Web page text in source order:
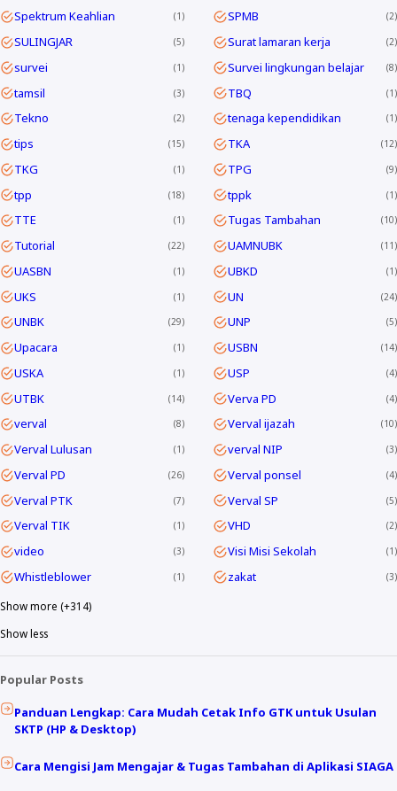
Spektrum Keahlian 1 SPMB 2
SULINGJAR 5 Surat lamaran kerja 2
survei 1 Survei lingkungan belajar 8
tamsil 3 TBQ 1
Tekno 2 tenaga kependidikan 1
tips 15 TKA 12
TKG 1 TPG 9
tpp 18 tppk 1
TTE 1 Tugas Tambahan 10
Tutorial 22 UAMNUBK 11
UASBN 1 UBKD 1
UKS 1 UN 24
UNBK 29 UNP 5
Upacara 1 USBN 14
USKA 1 USP 4
UTBK 14 Verva PD 4
verval 8 Verval ijazah 10
Verval Lulusan 1 verval NIP 3
Verval PD 26 Verval ponsel 4
Verval PTK 7 Verval SP 5
Verval TIK 1 VHD 2
video 3 Visi Misi Sekolah 1
Whistleblower 1 zakat 3
Show more (+314)
Show less
Popular Posts
Panduan Lengkap: Cara Mudah Cetak Info GTK untuk Usulan
SKTP (HP & Desktop)
Cara Mengisi Jam Mengajar & Tugas Tambahan di Aplikasi SIAGA